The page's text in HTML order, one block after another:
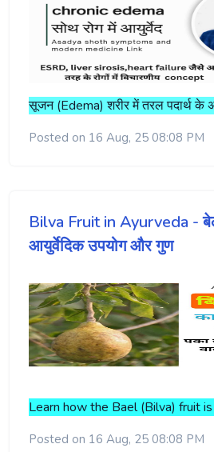
सूजन (Edema) शरीर में तरल पदार्थ के
Posted on 16 Aug, 25 08:08 PM
Bilva Fruit in Ayurveda -
आयुर्वेदिक उपयोग और गुण
Learn how the Bael (Bilva) fruit
Posted on 16 Aug, 25 08:08 PM